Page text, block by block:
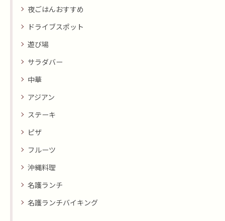
夜ごはんおすすめ
ドライブスポット
遊び場
サラダバー
中華
アジアン
ステーキ
ピザ
フルーツ
沖縄料理
名護ランチ
名護ランチバイキング